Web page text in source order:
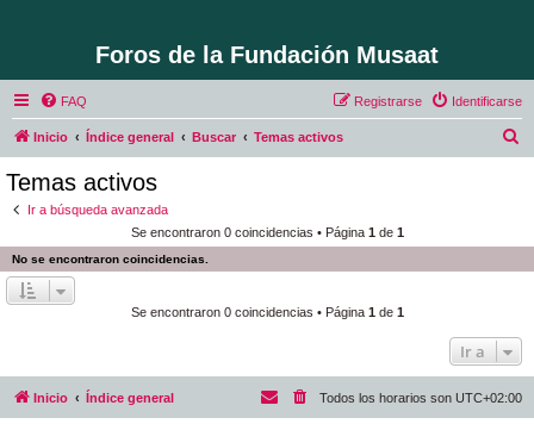
Foros de la Fundación Musaat
FAQ Identificarse
Registrarse
Inicio Índice general Buscar Temas activos
a
Temas activos
Ir a búsqueda avanzada
Se encontraron 0 coincidencias • Página 1 de 1
No se encontraron coincidencias.
Se encontraron 0 coincidencias • Página 1 de 1
Ir a
Inicio Índice general Todos los horarios son UTC+02:00